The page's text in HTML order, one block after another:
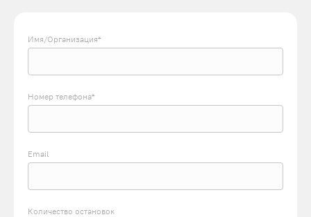
Имя/Организация*
Номер телефона*
Email
Количество остановок